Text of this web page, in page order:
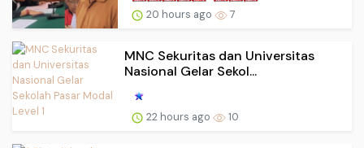
20 hours ago 7
MNC Sekuritas dan Universitas
Nasional Gelar Sekol...
22 hours ago 10